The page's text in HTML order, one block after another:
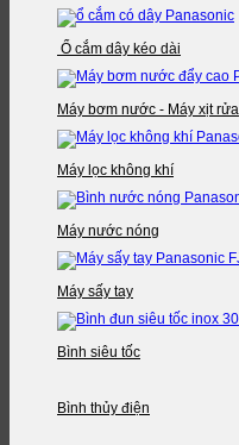
Ổ cắm dây kéo dài
Máy bơm nước - Máy xịt rửa
Máy lọc không khí
Máy nước nóng
Máy sấy tay
Bình siêu tốc
Bình thủy điện